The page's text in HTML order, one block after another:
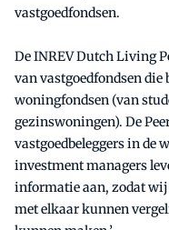
vastgoedfondsen.
De INREV Dutch Living
van vastgoedfondsen die
woningfondsen (van
gezinswoningen). De
vastgoedbeleggers in de
investment managers
informatie aan, zodat wij
met elkaar kunnen